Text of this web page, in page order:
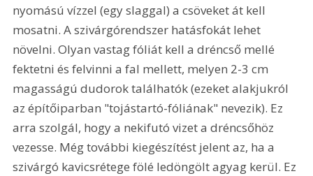
nyomású vízzel (egy slaggal) a csöveket át kell
mosatni. A szivárgórendszer hatásfokát lehet
növelni. Olyan vastag fóliát kell a dréncső mellé
fektetni és felvinni a fal mellett, melyen 2-3 cm
magasságú dudorok találhatók (ezeket alakjukról
az építőiparban "tojástartó-fóliának" nevezik). Ez
arra szolgál, hogy a nekifutó vizet a dréncsőhöz
vezesse. Még további kiegészítést jelent az, ha a
szivárgó kavicsrétege fölé ledöngölt agyag kerül. Ez